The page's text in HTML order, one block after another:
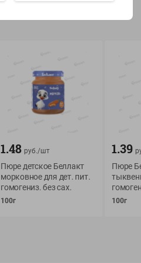
Мой Green
Обратная связь
Приложение Green c
1.48 руб./шт
Пюре детское Беллакт
морковное для дет. пит.
гомогениз. без сах.
100г
1.39
Пюре
100г